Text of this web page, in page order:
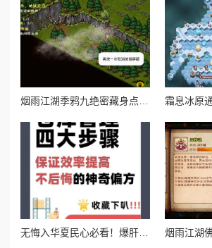
无悔入华夏民心必看！爆肝整理3天满值名心速成攻略